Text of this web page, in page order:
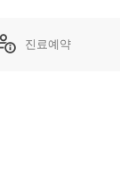
진료예약